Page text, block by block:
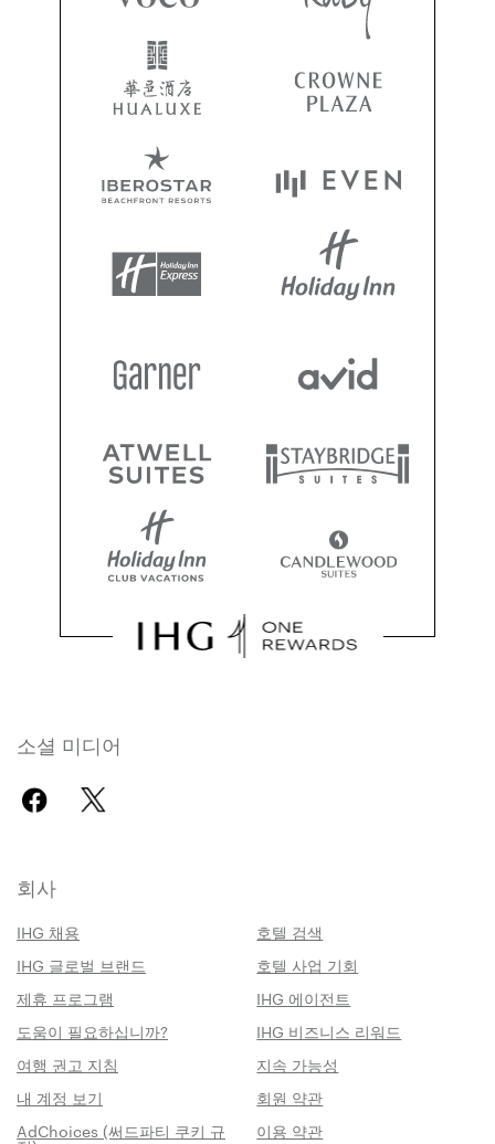
소셜 미디어
회사
IHG 채용
호텔 검색
IHG 글로벌 브랜드
호텔 사업 기회
제휴 프로그램
IHG 에이전트
도움이 필요하십니까?
IHG 비즈니스 리워드
여행 권고 지침
지속 가능성
내 계정 보기
회원 약관
AdChoices (써드파티 쿠키 규
이용 약관